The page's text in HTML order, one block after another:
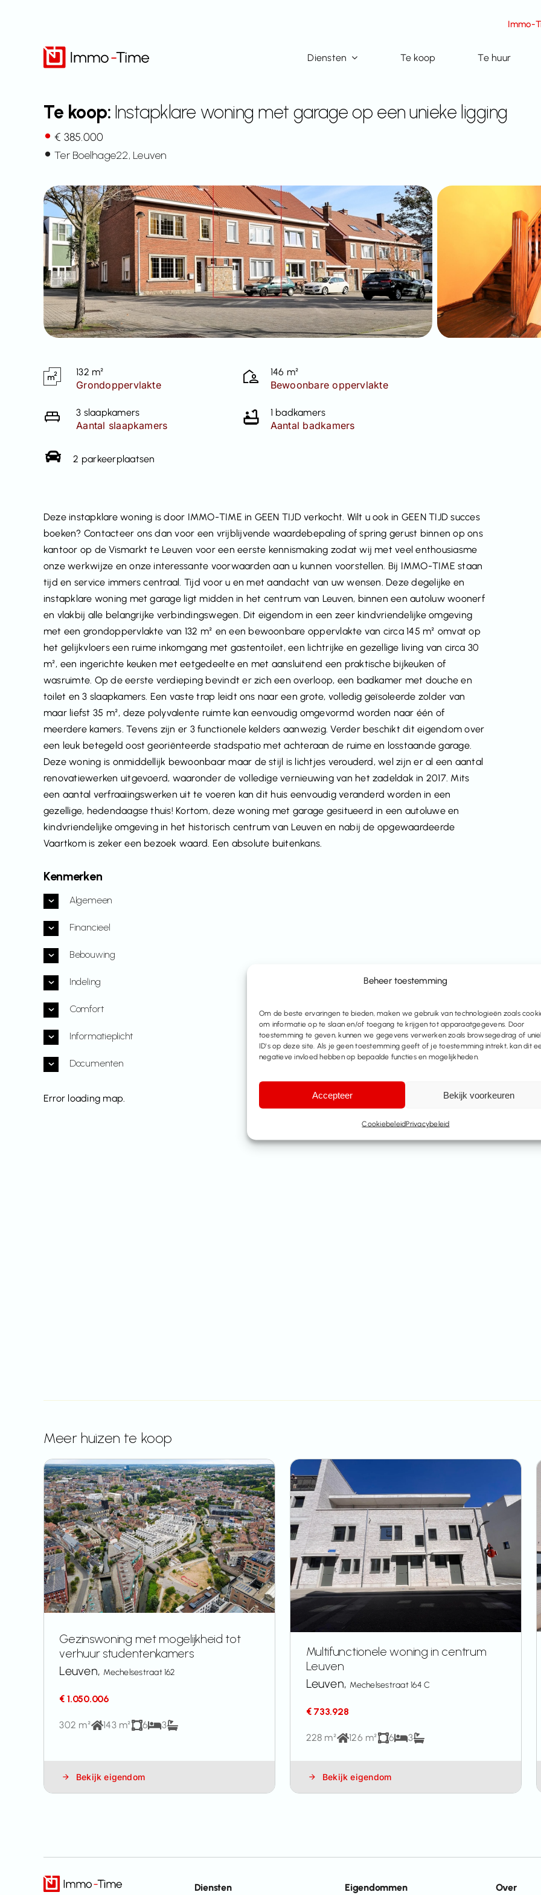
Beheer toestemming
Om de beste ervaringen te bieden, maken we gebruik van technologieën zoals
om informatie op te slaan en/of toegang te krijgen tot apparaatgegevens. Door
toestemming te geven, kunnen we gegevens verwerken zoals browsegedrag of
ID's op deze site. Als je geen toestemming geeft of je toestemming intrekt, kan dit
negatieve invloed hebben op bepaalde functies en mogelijkheden.
Accepteer Bekijk voorkeuren
CookiebeleidPrivacybeleid
Immo-
Diensten Te koop Te huur
Te koop: Instapklare woning met garage op een unieke ligging
€ 385.000
Ter Boelhage22, Leuven
132 m²
Grondoppervlakte
146 m²
Bewoonbare oppervlakte
3 slaapkamers
Aantal slaapkamers
1 badkamers
Aantal badkamers
2 parkeerplaatsen
Deze instapklare woning is door IMMO-TIME in GEEN TIJD verkocht. Wilt u ook in GEEN TIJD succes
boeken? Contacteer ons dan voor een vrijblijvende waardebepaling of spring gerust binnen op ons
kantoor op de Vismarkt te Leuven voor een eerste kennismaking zodat wij met veel enthousiasme
onze werkwijze en onze interessante voorwaarden aan u kunnen voorstellen. Bij IMMO-TIME staan
tijd en service immers centraal. Tijd voor u en met aandacht van uw wensen. Deze degelijke en
instapklare woning met garage ligt midden in het centrum van Leuven, binnen een autoluw woonerf
en vlakbij alle belangrijke verbindingswegen. Dit eigendom in een zeer kindvriendelijke omgeving
met een grondoppervlakte van 132 m² en een bewoonbare oppervlakte van circa 145 m² omvat op
het gelijkvloers een ruime inkomgang met gastentoilet, een lichtrijke en gezellige living van circa 30
m², een ingerichte keuken met eetgedeelte en met aansluitend een praktische bijkeuken of
wasruimte. Op de eerste verdieping bevindt er zich een overloop, een badkamer met douche en
toilet en 3 slaapkamers. Een vaste trap leidt ons naar een grote, volledig geïsoleerde zolder van
maar liefst 35 m², deze polyvalente ruimte kan eenvoudig omgevormd worden naar één of
meerdere kamers. Tevens zijn er 3 functionele kelders aanwezig. Verder beschikt dit eigendom over
een leuk betegeld oost georiënteerde stadspatio met achteraan de ruime en losstaande garage.
Deze woning is onmiddellijk bewoonbaar maar de stijl is lichtjes verouderd, wel zijn er al een aantal
renovatiewerken uitgevoerd, waaronder de volledige vernieuwing van het zadeldak in 2017. Mits
een aantal verfraaiingswerken uit te voeren kan dit huis eenvoudig veranderd worden in een
gezellige, hedendaagse thuis! Kortom, deze woning met garage gesitueerd in een autoluwe en
kindvriendelijke omgeving in het historisch centrum van Leuven en nabij de opgewaardeerde
Vaartkom is zeker een bezoek waard. Een absolute buitenkans.
Kenmerken
Algemeen
Financieel
Bebouwing
Indeling
Comfort
Informatieplicht
Documenten
Error loading map.
Meer huizen te koop
Gezinswoning met mogelijkheid tot
verhuur studentenkamers
Leuven, Mechelsestraat 162
€ 1.050.006
302 m² 143 m² 6 3
Bekijk eigendom
Multifunctionele woning in centrum
Leuven
Leuven, Mechelsestraat 164 C
€ 733.928
228 m² 126 m² 6 3
Bekijk eigendom
Diensten Eigendommen Over